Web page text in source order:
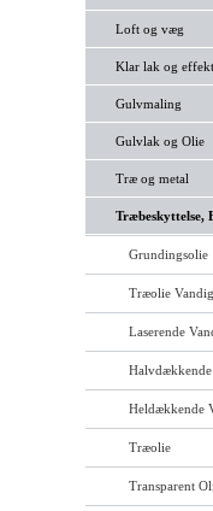
Loft og væg
Klar lak og effekt
Gulvmaling
Gulvlak og Olie
Træ og metal
Træbeskyttelse,
Grundingsolie
Træolie Vandig
Laserende
Heldækkende
Træolie
Transparent